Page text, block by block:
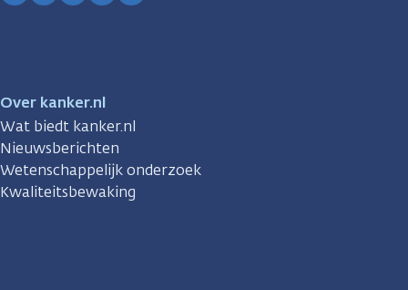
Over kanker.nl
Wat biedt kanker.nl
Nieuwsberichten
Wetenschappelijk onderzoek
Kwaliteitsbewaking